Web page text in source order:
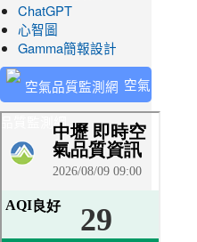
ChatGPT
心智圖
Gamma簡報設計
空氣
品質監測網